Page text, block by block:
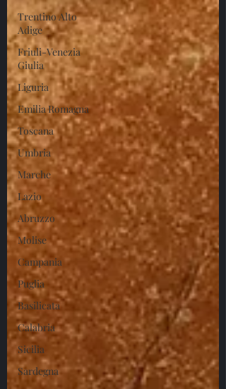
Trentino Alto
Adige
Friuli-Venezia
Giulia
Liguria
Emilia Romagna
Toscana
Umbria
Marche
Lazio
Abruzzo
Molise
Campania
Puglia
Basilicata
Calabria
Sicilia
Sardegna